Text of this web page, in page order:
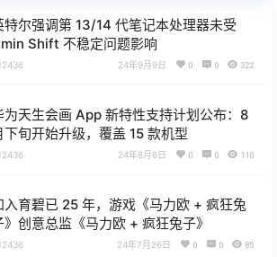
特尔强调第 13/14 代笔记本处理器未受
Shift 不稳定问题影响
24年9月9日 0 0 322
为天生会画 App 新特性支持计划公布：8
下旬开始升级，覆盖 15 款机型
24年8月6日 0 0 110
入育碧已 25 年，游戏《马力欧 + 疯狂兔
》创意总监《马力欧 + 疯狂兔子》
24年7月26日 0 0 85